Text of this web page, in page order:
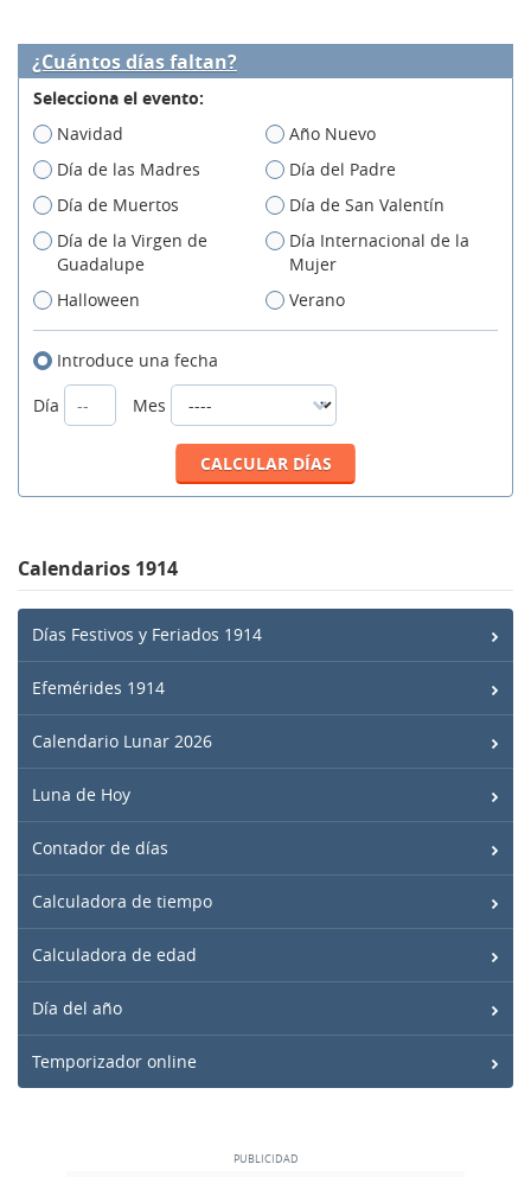
¿Cuántos días faltan?
Selecciona el evento:
Navidad
Año Nuevo
Día de las Madres
Día del Padre
Día de Muertos
Día de San Valentín
Día de la Virgen de
Guadalupe
Día Internacional de la
Mujer
Halloween
Verano
Introduce una fecha
Día
Mes
Calendarios 1914
Días Festivos y Feriados 1914
Efemérides 1914
Calendario Lunar 2026
Luna de Hoy
Contador de días
Calculadora de tiempo
Calculadora de edad
Día del año
Temporizador online